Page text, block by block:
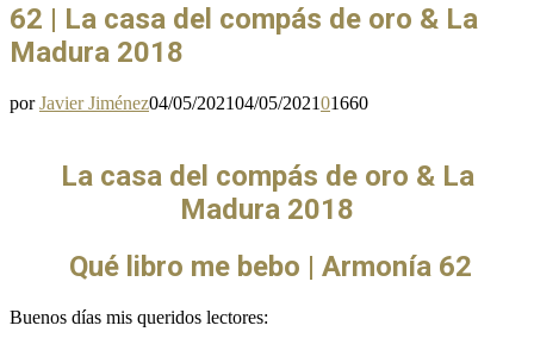
62 | La casa del compás de oro & La
Madura 2018
porJavier Jiménez04/05/202104/05/202101660
La casa del compás de oro & La
Madura 2018
Qué libro me bebo | Armonía 62
Buenos días mis queridos lectores: